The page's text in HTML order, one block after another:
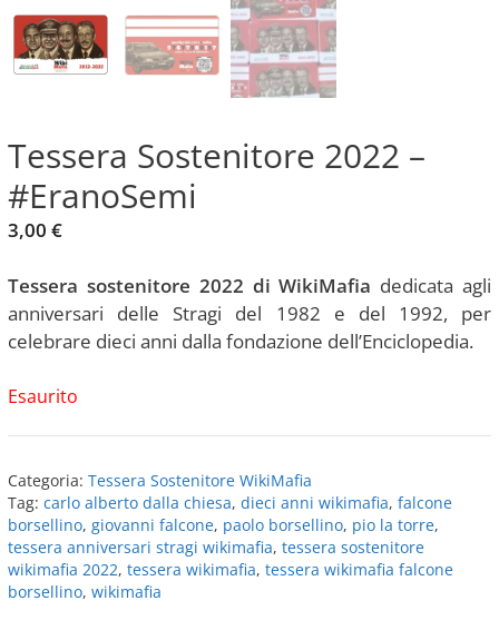
Tessera Sostenitore 2022 –
#EranoSemi
3,00 €
Tessera sostenitore 2022 di WikiMafia dedicata agli
anniversari delle Stragi del 1982 e del 1992, per
celebrare dieci anni dalla fondazione dell’Enciclopedia.
Esaurito
Categoria: Tessera Sostenitore WikiMafia
Tag: carlo alberto dalla chiesa, dieci anni wikimafia, falcone
borsellino, giovanni falcone, paolo borsellino, pio la torre,
tessera anniversari stragi wikimafia, tessera sostenitore
wikimafia 2022, tessera wikimafia, tessera wikimafia falcone
borsellino, wikimafia